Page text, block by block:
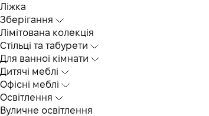
Ліжка
Зберігання
Лімітована колекція
Стільці та табурети
Для ванної кімнати
Дитячі меблі
Офісні меблі
Освітлення
Вуличне освітлення